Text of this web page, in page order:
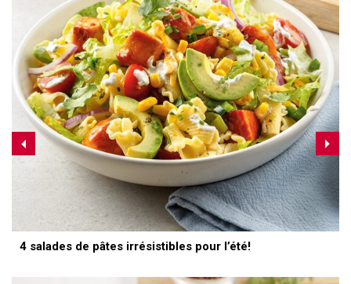
4 salades de pâtes irrésistibles pour l’été!